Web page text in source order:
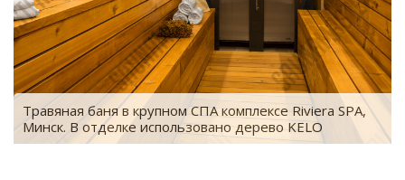
Травяная баня в крупном СПА комплексе Riviera SPA,
Минск. В отделке использовано дерево KELO